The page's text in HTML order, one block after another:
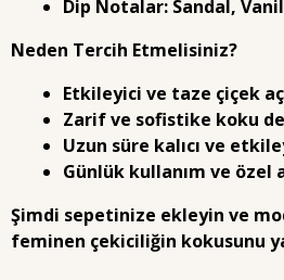
Dip Notalar: Sandal,
Neden Tercih Etmelisiniz?
Etkileyici ve taze çiçek
Zarif ve sofistike koku
Uzun süre kalıcı ve
Günlük kullanım ve özel
Şimdi sepetinize ekleyin ve
feminen çekiciliğin kokusunu